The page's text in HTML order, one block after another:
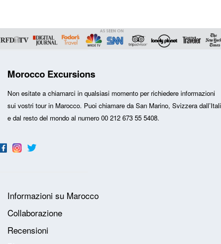
Morocco Excursions
Non esitate a chiamarci in qualsiasi momento per richiedere informazioni
sui vostri tour in Marocco. Puoi chiamare da San Marino, Svizzera
e dal resto del mondo al numero 00 212 673 55 5408.
Informazioni su Marocco
Collaborazione
Recensioni